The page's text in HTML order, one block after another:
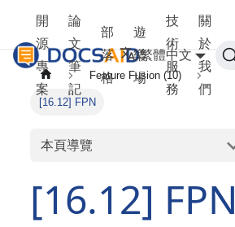
開
源
專
案
論
文
筆
記
部
落
格
遊
樂
場
技
術
服
務
關
於
我
們
繁體中文
Feature Fusion (10)
[16.12] FPN
本頁導覽
[16.12] FPN